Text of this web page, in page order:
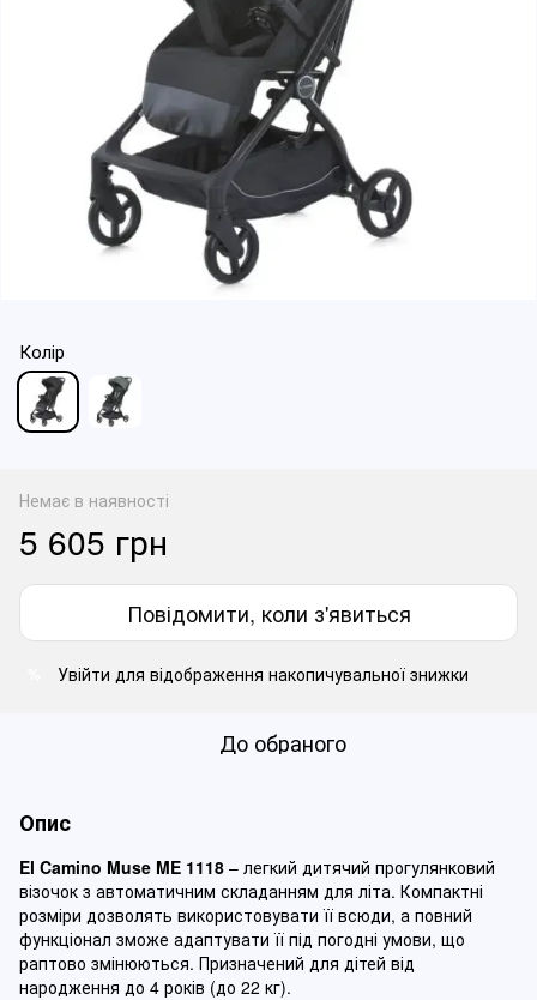
Колір
Немає в наявності
5 605 грн
Повідомити, коли з'явиться
Увійти для відображення накопичувальної знижки
До обраного
Опис
El Camino Muse ME 1118 – легкий дитячий прогулянковий
візочок з автоматичним складанням для літа. Компактні
розміри дозволять використовувати її всюди, а повний
функціонал зможе адаптувати її під погодні умови, що
раптово змінюються. Призначений для дітей від
народження до 4 років (до 22 кг).